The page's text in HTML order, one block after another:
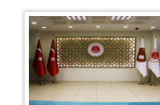
3. Asliye Ceza
4. Asliye Ceza
5. Asliye Ceza
6. Asliye Ceza
Sulh Ceza Hakimliği